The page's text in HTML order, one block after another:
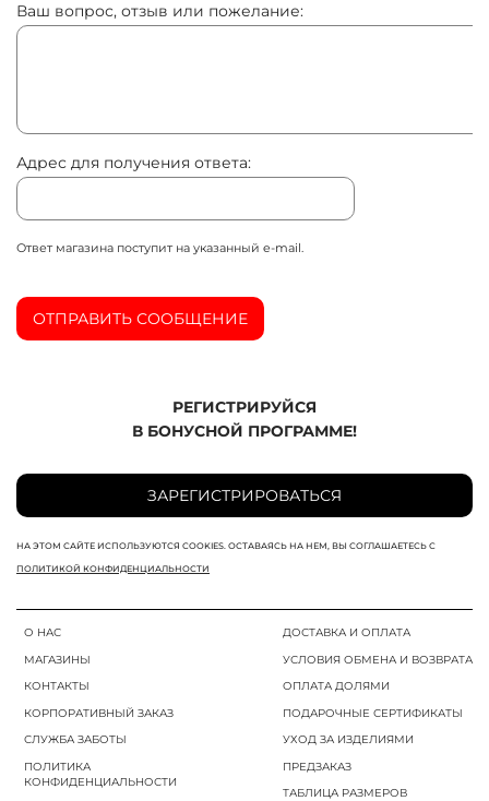
Ваш вопрос, отзыв или пожелание:
Адрес для получения ответа:
Ответ магазина поступит на указанный e-mail.
ОТПРАВИТЬ СООБЩЕНИЕ
О НАС
МАГАЗИНЫ
КОНТАКТЫ
КОРПОРАТИВНЫЙ ЗАКАЗ
СЛУЖБА ЗАБОТЫ
ПОЛИТИКА
КОНФИДЕНЦИАЛЬНОСТИ
ДОСТАВКА И ОПЛАТА
УСЛОВИЯ ОБМЕНА И ВОЗВРАТА
ОПЛАТА ДОЛЯМИ
ПОДАРОЧНЫЕ СЕРТИФИКАТЫ
УХОД ЗА ИЗДЕЛИЯМИ
ПРЕДЗАКАЗ
ТАБЛИЦА РАЗМЕРОВ
РЕГИСТРИРУЙСЯ
В БОНУСНОЙ ПРОГРАММЕ!
ЗАРЕГИСТРИРОВАТЬСЯ
НА ЭТОМ САЙТЕ ИСПОЛЬЗУЮТСЯ COOKIES. ОСТАВАЯСЬ НА НЕМ, ВЫ СОГЛАШАЕТЕСЬ С
ПОЛИТИКОЙ КОНФИДЕНЦИАЛЬНОСТИ